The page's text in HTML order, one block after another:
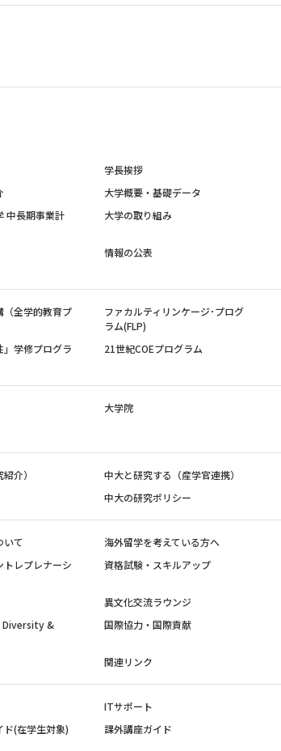
学長挨拶
大学概要・基礎データ
中長期事業計
大学の取り組み
情報の公表
（全学的教育プ
ファカルティリンケージ･プログ
ラム(FLP)
」学修プログラ
21世紀COEプログラム
大学院
介） 中大と研究する（産学官連携）
中大の研究ポリシー
いて 海外留学を考えている方へ
レプレナーシ
資格試験・スキルアップ
異文化交流ラウンジ
Diversity &
国際協力・国際貢献
関連リンク
ITサポート
ド(在学生対象)
課外講座ガイド